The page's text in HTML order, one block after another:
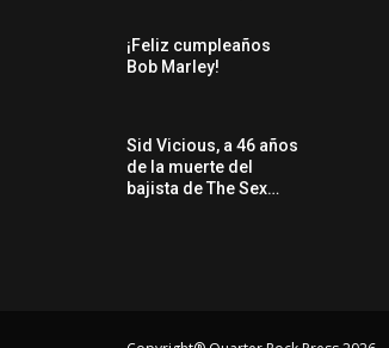
¡Feliz cumpleaños
Bob Marley!
Sid Vicious, a 46 años
de la muerte del
bajista de The Sex…